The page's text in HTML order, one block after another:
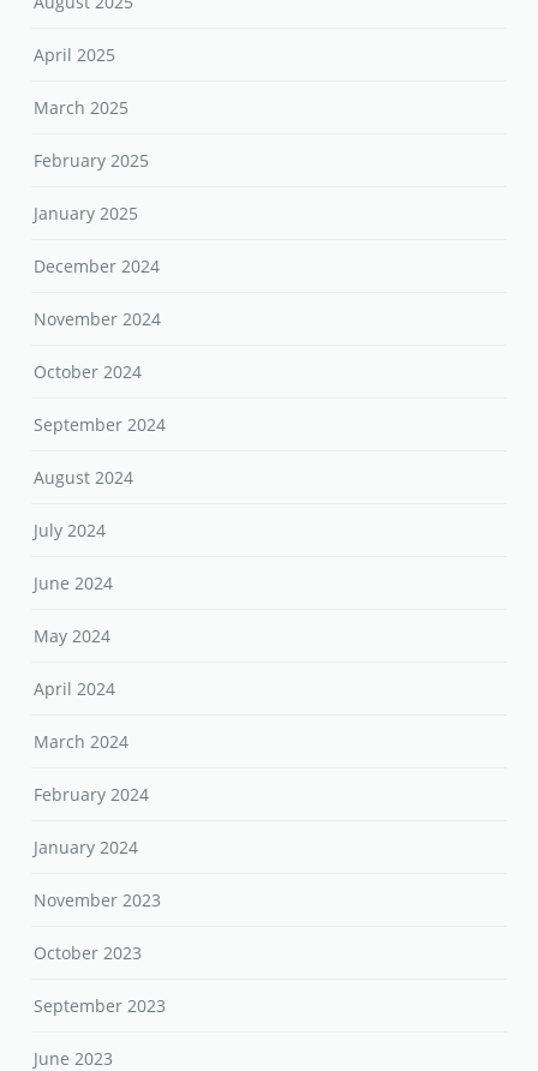
April 2025
March 2025
February 2025
January 2025
December 2024
November 2024
October 2024
September 2024
August 2024
July 2024
June 2024
May 2024
April 2024
March 2024
February 2024
January 2024
November 2023
October 2023
September 2023
June 2023